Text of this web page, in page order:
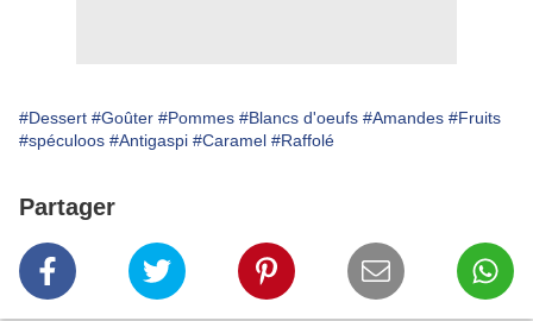
#Dessert #Goûter #Pommes #Blancs d'oeufs #Amandes #Fruits
#spéculoos #Antigaspi #Caramel #Raffolé
Partager